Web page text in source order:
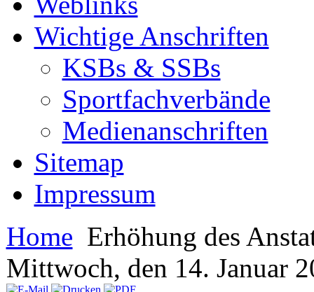
Wichtige Anschriften
KSBs & SSBs
Sportfachverbände
Medienanschriften
Sitemap
Impressum
Home Erhöhung des
Mittwoch, den 14. Januar